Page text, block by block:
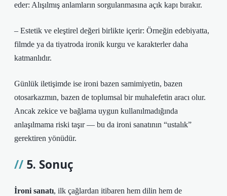
eder: Alışılmış anlamların sorgulanmasına açık kapı bırakır.
– Estetik ve eleştirel değeri birlikte içerir: Örneğin edebiyatta,
filmde ya da tiyatroda ironik kurgu ve karakterler daha
katmanlıdır.
Günlük iletişimde ise ironi bazen samimiyetin, bazen
otosarkazmın, bazen de toplumsal bir muhalefetin aracı olur.
Ancak zekice ve bağlama uygun kullanılmadığında
anlaşılmama riski taşır — bu da ironi sanatının “ustalık”
gerektiren yönüdür.
5. Sonuç
İroni sanatı, ilk çağlardan itibaren hem dilin hem de